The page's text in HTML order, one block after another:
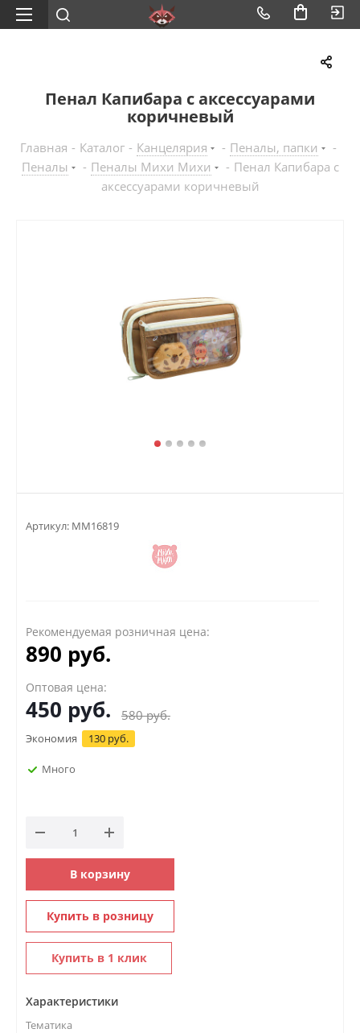
Пенал Капибара с аксессуарами
коричневый
Главная - Каталог - Канцелярия - Пеналы, папки
-
Пеналы
- Пеналы Михи Михи - Пенал Капибара с
аксессуарами коричневый
Артикул: MM16819
Рекомендуемая розничная цена:
890 руб.
Оптовая цена:
450 руб. 580руб.
Экономия 130 руб.
Много
В корзину
Купить в розницу
Купить в 1 клик
Характеристики
Тематика